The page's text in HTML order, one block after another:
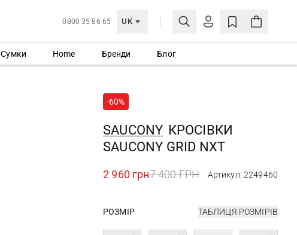
0800 35 86 65 UK
МОЯ ОБЛІКІВКА
СТВОРИТИ ОБЛІКІВКУ
Сумки Home Бренди Блог
-60%
SAUCONY КРОСІВКИ
SAUCONY GRID NXT
2 960 грн7 400 ГРН Артикул: 2249460
РОЗМІР ТАБЛИЦЯ РОЗМІРІВ